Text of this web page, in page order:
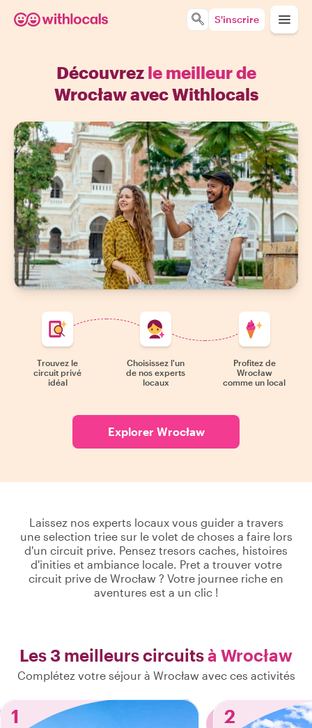
S'inscrire
Découvrez le meilleur de
Wrocław avec Withlocals
Trouvez le
circuit privé
idéal
Choisissez l'un
de nos experts
locaux
Profitez de
Wrocław
comme un local
Explorer Wrocław
Laissez nos experts locaux vous guider a travers
une selection triee sur le volet de choses a faire lors
d'un circuit prive. Pensez tresors caches, histoires
d'inities et ambiance locale. Pret a trouver votre
circuit prive de Wrocław ? Votre journee riche en
aventures est a un clic !
Les 3 meilleurs circuitsà Wrocław
Complétez votre séjour à Wrocław avec ces activités
1 2